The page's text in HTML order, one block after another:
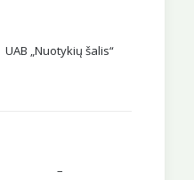
UAB „Nuotykių šalis“
–